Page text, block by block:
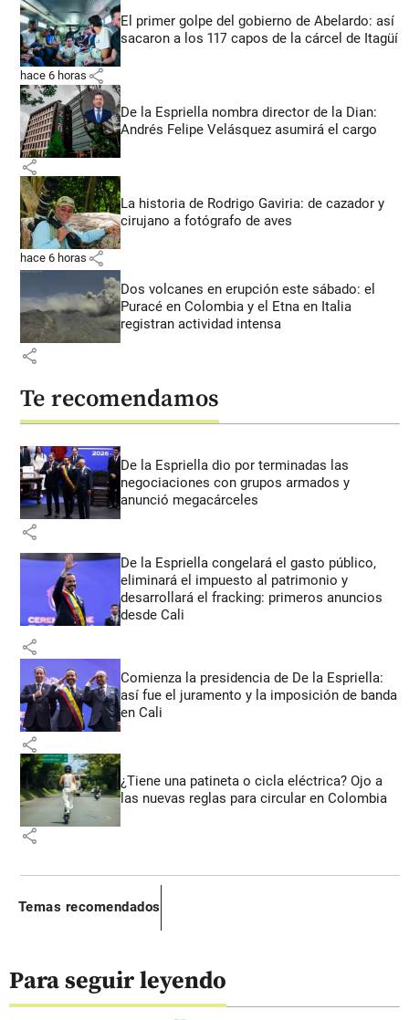
El primer golpe del gobierno de Abelardo: así
sacaron a los 117 capos de la cárcel de Itagüí
hace 6 horas share
De la Espriella nombra director de la Dian:
Andrés Felipe Velásquez asumirá el cargo
share
La historia de Rodrigo Gaviria: de cazador y
cirujano a fotógrafo de aves
hace 6 horas share
Dos volcanes en erupción este sábado: el
Puracé en Colombia y el Etna en Italia
registran actividad intensa
share
Te recomendamos
De la Espriella dio por terminadas las
negociaciones con grupos armados y
anunció megacárceles
share
De la Espriella congelará el gasto público,
eliminará el impuesto al patrimonio y
desarrollará el fracking: primeros anuncios
desde Cali
share
Comienza la presidencia de De la Espriella:
así fue el juramento y la imposición de banda
en Cali
share
¿Tiene una patineta o cicla eléctrica? Ojo a
las nuevas reglas para circular en Colombia
share
Temas recomendados
Para seguir leyendo